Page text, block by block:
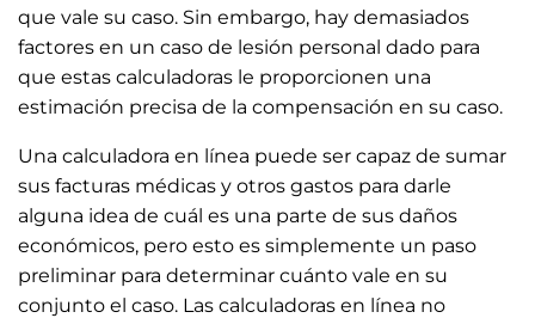
que vale su caso. Sin embargo, hay demasiados
factores en un caso de lesión personal dado para
que estas calculadoras le proporcionen una
estimación precisa de la compensación en su caso.
Una calculadora en línea puede ser capaz de sumar
sus facturas médicas y otros gastos para darle
alguna idea de cuál es una parte de sus daños
económicos, pero esto es simplemente un paso
preliminar para determinar cuánto vale en su
conjunto el caso. Las calculadoras en línea no